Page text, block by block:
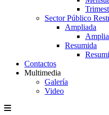
Sector Público
Ampliada
Resumida
Contactos
Multimedia
Galería
Video